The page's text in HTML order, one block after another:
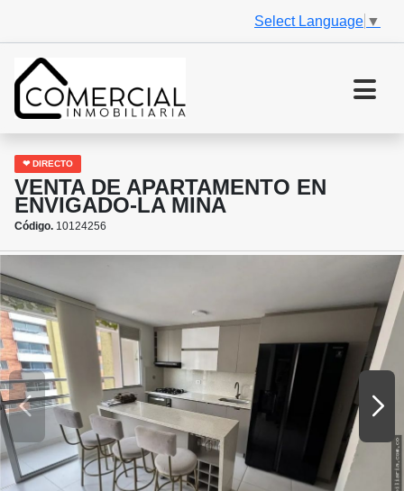
Select Language ▼
❤ DIRECTO
VENTA DE APARTAMENTO EN
ENVIGADO-LA MINA
Código. 10124256